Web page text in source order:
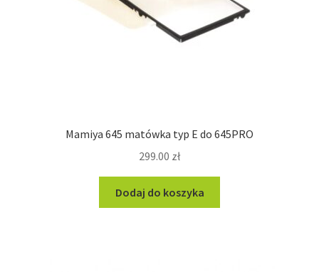
Mamiya 645 matówka typ E do 645PRO
299.00 zł
Dodaj do koszyka